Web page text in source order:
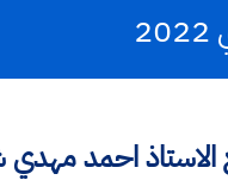
احمد مهدي